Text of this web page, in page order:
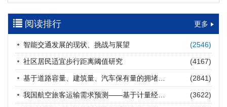
郝泉霖, 兰富安, 赖波, 陈立栋, 宋志英, 郑帅
2026, 12(3): 163-175.https://doi.org/10.16503/j.cnki.2095-
9931.2026.03.013
摘要 (18) HTML(16)
道路建养运通用碳核算方法及应用
王元庆, 王皎, 刘圆圆, 于谦, 刘聂旸子, 杨诗雨
2026, 12(3): 176-189.https://doi.org/10.16503/j.cnki.2095-
9931.2026.03.014
摘要 (16) HTML(16)
中英文摘要撰写规范及样例
阅读排行 更多
智能交通发展的现状、挑战与展望 (2546)
社区居民适宜步行距离阈值研究 (4167)
(2841)
(3622)